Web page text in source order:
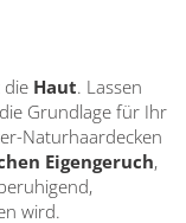
die Haut. Lassen
Grundlage für Ihr
Naturhaardecken
Eigengeruch,
wird.